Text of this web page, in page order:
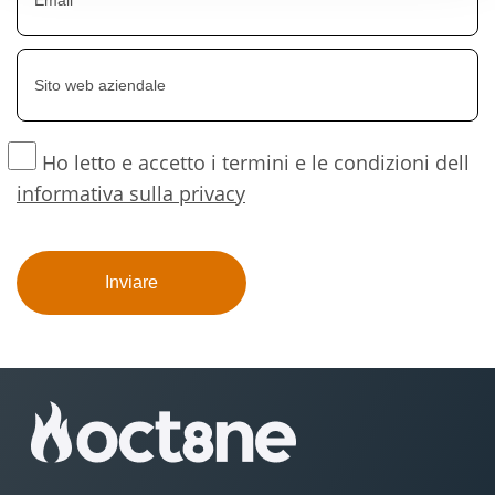
Ho letto e accetto i termini e le condizioni dell
informativa sulla privacy